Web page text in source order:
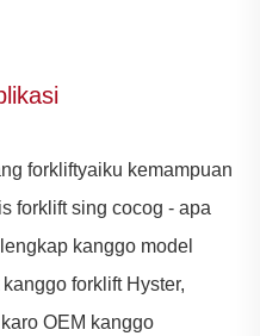
forkliftyaiku kemampuan
forklift sing cocog - apa
kanggo model
forklift Hyster,
OEM kanggo